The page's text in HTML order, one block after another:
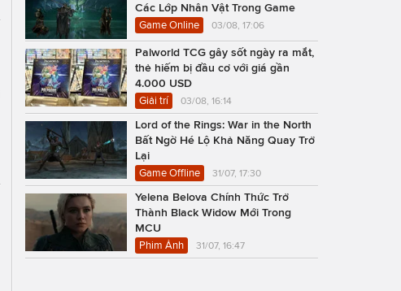
Các Lớp Nhân Vật Trong Game
Game Online 03/08, 17:06
Palworld TCG gây sốt ngày ra mắt,
thẻ hiếm bị đầu cơ với giá gần
4.000 USD
Giải trí 03/08, 16:14
Lord of the Rings: War in the North
Bất Ngờ Hé Lộ Khả Năng Quay Trở
Lại
Game Offline 31/07, 17:30
Yelena Belova Chính Thức Trở
Thành Black Widow Mới Trong
MCU
Phim Ảnh 31/07, 16:47